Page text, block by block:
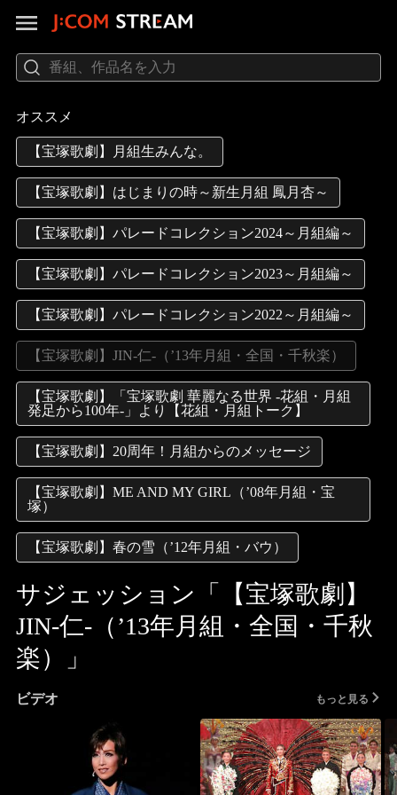
オススメ
【宝塚歌劇】月組生みんな。
【宝塚歌劇】はじまりの時～新生月組 鳳月杏～
【宝塚歌劇】パレードコレクション2024～月組編～
【宝塚歌劇】パレードコレクション2023～月組編～
【宝塚歌劇】パレードコレクション2022～月組編～
【宝塚歌劇】JIN-仁-（’13年月組・全国・千秋楽）
【宝塚歌劇】「宝塚歌劇 華麗なる世界 -花組・月組
発足から100年-」より【花組・月組トーク】
【宝塚歌劇】20周年！月組からのメッセージ
【宝塚歌劇】ME AND MY GIRL（’08年月組・宝
塚）
【宝塚歌劇】春の雪（’12年月組・バウ）
サジェッション「【宝塚歌劇】
JIN-仁-（’13年月組・全国・千秋
楽）」
ビデオ もっと見る